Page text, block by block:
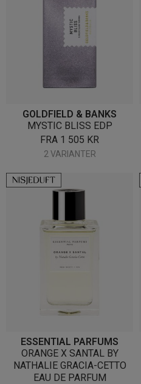
GOLDFIELD & BANKS
MYSTIC BLISS EDP
FRA 1 505 KR
2 VARIANTER
ESSENTIAL PARFUMS
ORANGE X SANTAL BY
NATHALIE GRACIA-CETTO
EAU DE PARFUM